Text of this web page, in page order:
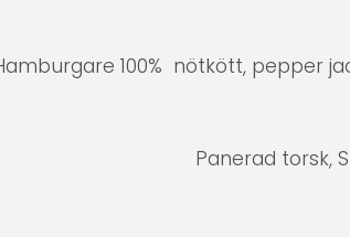
100% nötkött, pepper
Panerad torsk,